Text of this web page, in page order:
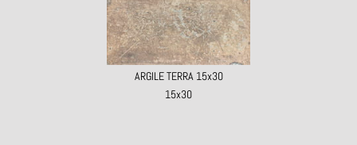
ARGILE TERRA 15x30
15x30